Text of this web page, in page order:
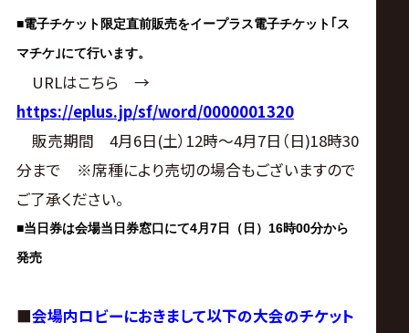
■電子チケット限定直前販売をイープラス電子チケット｢ス
マチケ｣にて行います。
URLはこちら →
https://eplus.jp/sf/word/0000001320
販売期間 4月6日(土）12時～4月7日（日)18時30
分まで ※席種により売切の場合もございますので
ご了承ください。
■当日券は会場当日券窓口にて4月7日（日）16時00分から
発売
■会場内ロビーにおきまして以下の大会のチケット